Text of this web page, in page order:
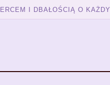
I DBAŁOŚCIĄ O